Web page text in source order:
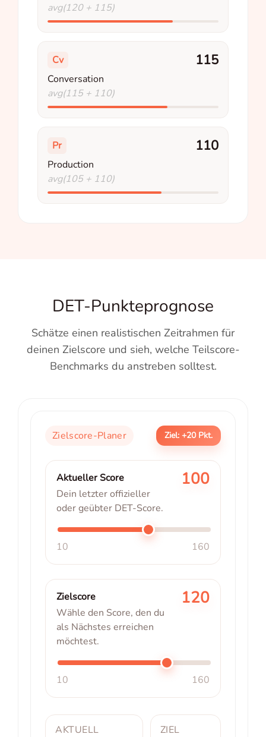
avg(120 + 115)
Cv 115
Conversation
avg(115 + 110)
Pr 110
Production
avg(105 + 110)
DET-Punkteprognose
Schätze einen realistischen Zeitrahmen für
deinen Zielscore und sieh, welche Teilscore-
Benchmarks du anstreben solltest.
Zielscore-Planer Ziel: +20 Pkt.
Aktueller Score
Dein letzter offizieller
oder geübter DET-Score.
100
10 160
Zielscore
Wähle den Score, den du
als Nächstes erreichen
möchtest.
120
10 160
AKTUELL ZIEL